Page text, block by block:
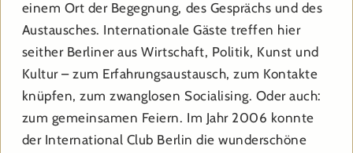
einem Ort der Begegnung, des Gesprächs und des
Austausches. Internationale Gäste treffen hier
seither Berliner aus Wirtschaft, Politik, Kunst und
Kultur – zum Erfahrungsaustausch, zum Kontakte
knüpfen, zum zwanglosen Socialising. Oder auch:
zum gemeinsamen Feiern. Im Jahr 2006 konnte
der International Club Berlin die wunderschöne